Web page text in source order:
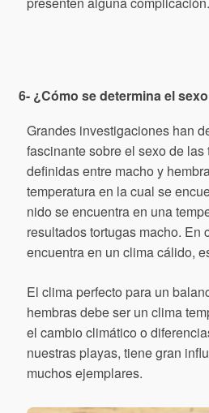
6- ¿Cómo se determina el
Grandes investigaciones han
fascinante sobre el sexo de las
definidas entre macho y
temperatura en la cual se
nido se encuentra en una
resultados tortugas macho. En
encuentra en un clima cálido,
El clima perfecto para un
hembras debe ser un clima
el cambio climático o
nuestras playas, tiene gran
muchos ejemplares.